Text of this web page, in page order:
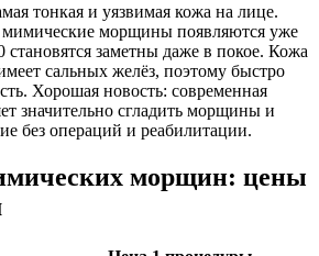
тонкая и уязвимая кожа на лице.
морщины появляются уже
становятся заметны даже в покое. Кожа
сальных желёз, поэтому быстро
Хорошая новость: современная
значительно сгладить морщины и
без операций и реабилитации.
морщин: цены